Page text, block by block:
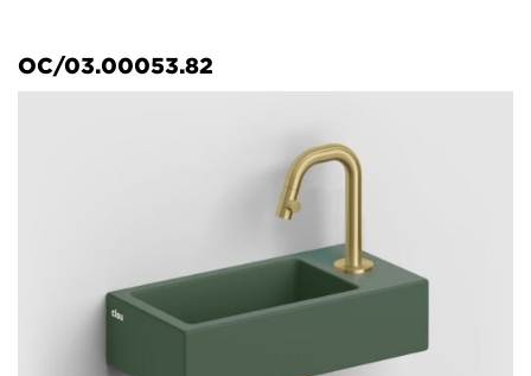
OC/03.00053.82